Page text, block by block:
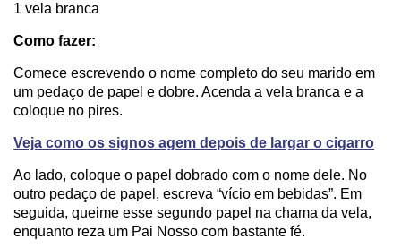
1 vela branca
Como fazer:
Comece escrevendo o nome completo do seu marido em
um pedaço de papel e dobre. Acenda a vela branca e a
coloque no pires.
Veja como os signos agem depois de largar o cigarro
Ao lado, coloque o papel dobrado com o nome dele. No
outro pedaço de papel, escreva “vício em bebidas”. Em
seguida, queime esse segundo papel na chama da vela,
enquanto reza um Pai Nosso com bastante fé.